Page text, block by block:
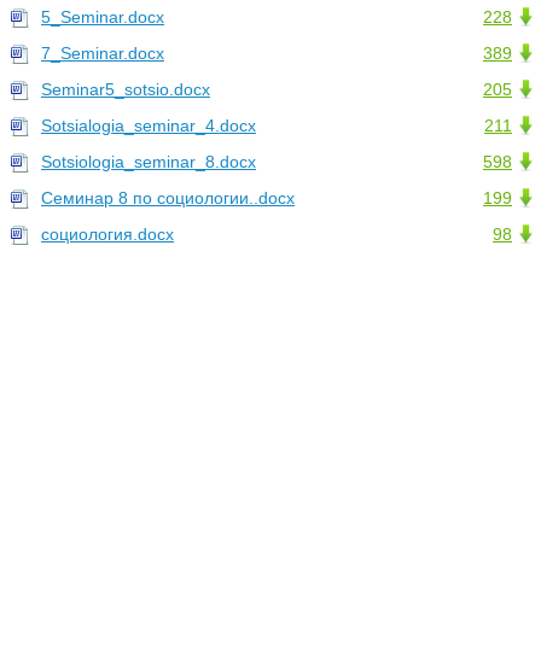
228
5_Seminar.docx
389
7_Seminar.docx
205
Seminar5_sotsio.docx
211
Sotsialogia_seminar_4.docx
598
Sotsiologia_seminar_8.docx
199
Семинар 8 по социологии..docx
98
социология.docx